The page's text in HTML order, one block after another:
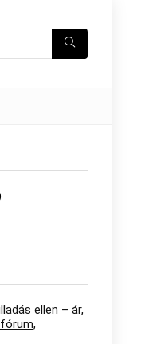
ellen – ár,